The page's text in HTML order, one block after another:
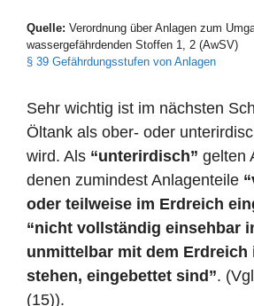
Quelle: Verordnung über Anlagen zum
wassergefährdenden Stoffen 1, 2 (AwSV)
§ 39 Gefährdungsstufen von Anlagen
Sehr wichtig ist im nächsten
Öltank als ober- oder
wird. Als “unterirdisch” gelten
denen zumindest Anlagenteile
oder teilweise im Erdreich
“nicht vollständig einsehbar
unmittelbar mit dem Erdreich
stehen, eingebettet sind”.
(15)).